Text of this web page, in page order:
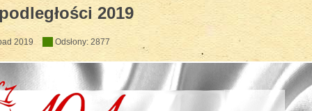
HEJO w WOK'u 2018
2019
2019 Odsłony: 2877